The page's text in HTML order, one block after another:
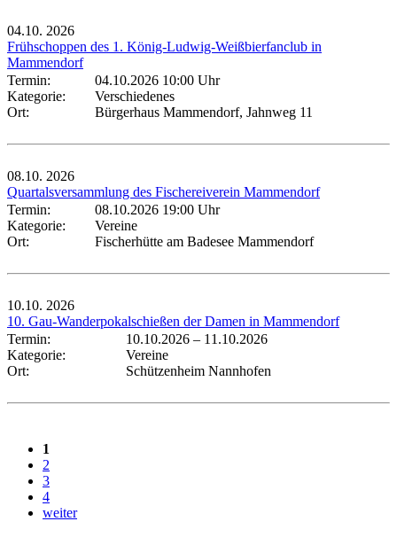
04.10. 2026
Frühschoppen des 1. König-Ludwig-Weißbierfanclub in
Mammendorf
Termin:
04.10.2026 10:00 Uhr
Kategorie:
Verschiedenes
Ort:
Bürgerhaus Mammendorf, Jahnweg 11
08.10. 2026
Quartalsversammlung des Fischereiverein Mammendorf
Termin:
08.10.2026 19:00 Uhr
Kategorie:
Vereine
Ort:
Fischerhütte am Badesee Mammendorf
10.10. 2026
10. Gau-Wanderpokalschießen der Damen in Mammendorf
Termin:
10.10.2026 – 11.10.2026
Kategorie:
Vereine
Ort:
Schützenheim Nannhofen
1
2
3
4
weiter